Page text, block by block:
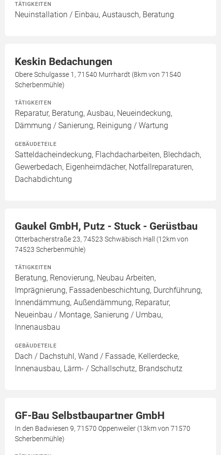
TÄTIGKEITEN
Neuinstallation / Einbau, Austausch, Beratung
Keskin Bedachungen
Obere Schulgasse 1, 71540 Murrhardt (8km von 71540
Scherbenmühle)
TÄTIGKEITEN
Reparatur, Beratung, Ausbau, Neueindeckung,
Dämmung / Sanierung, Reinigung / Wartung
GEBÄUDETEILE
Satteldacheindeckung, Flachdacharbeiten, Blechdach,
Gewerbedach, Eigenheimdächer, Notfallreparaturen,
Dachabdichtung
Gaukel GmbH, Putz - Stuck - Gerüstbau
Otterbacherstraße 23, 74523 Schwäbisch Hall (12km von
74523 Scherbenmühle)
TÄTIGKEITEN
Beratung, Renovierung, Neubau Arbeiten,
Imprägnierung, Fassadenbeschichtung, Durchführung,
Innendämmung, Außendämmung, Reparatur,
Neueinbau / Montage, Sanierung / Umbau,
Innenausbau
GEBÄUDETEILE
Dach / Dachstuhl, Wand / Fassade, Kellerdecke,
Innenausbau, Lärm- / Schallschutz, Brandschutz
GF-Bau Selbstbaupartner GmbH
In den Badwiesen 9, 71570 Oppenweiler (13km von 71570
Scherbenmühle)